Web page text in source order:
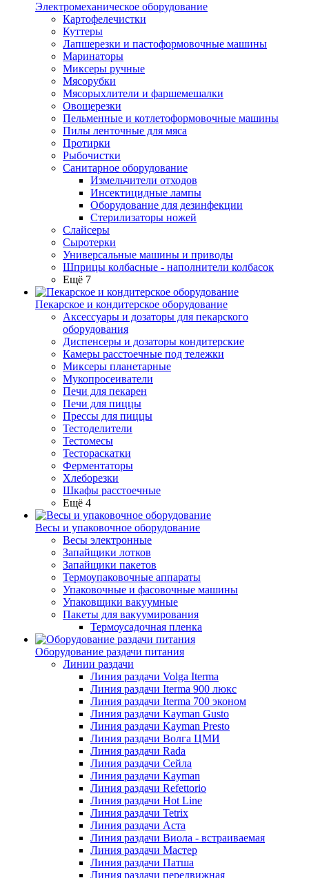
Электромеханическое оборудование
Картофелечистки
Куттеры
Лапшерезки и пастоформовочные машины
Маринаторы
Миксеры ручные
Мясорубки
Мясорыхлители и фаршемешалки
Овощерезки
Пельменные и котлетоформовочные машины
Пилы ленточные для мяса
Протирки
Рыбочистки
Санитарное оборудование
Измельчители отходов
Инсектицидные лампы
Оборудование для дезинфекции
Стерилизаторы ножей
Слайсеры
Сыротерки
Универсальные машины и приводы
Шприцы колбасные - наполнители колбасок
Ещё 7
Пекарское и кондитерское оборудование
Аксессуары и дозаторы для пекарского
оборудования
Диспенсеры и дозаторы кондитерские
Камеры расстоечные под тележки
Миксеры планетарные
Мукопросеиватели
Печи для пекарен
Печи для пиццы
Прессы для пиццы
Тестоделители
Тестомесы
Тестораскатки
Ферментаторы
Хлеборезки
Шкафы расстоечные
Ещё 4
Весы и упаковочное оборудование
Весы электронные
Запайщики лотков
Запайщики пакетов
Термоупаковочные аппараты
Упаковочные и фасовочные машины
Упаковщики вакуумные
Пакеты для вакуумирования
Термоусадочная пленка
Оборудование раздачи питания
Линии раздачи
Линия раздачи Volga Iterma
Линия раздачи Iterma 900 люкс
Линия раздачи Iterma 700 эконом
Линия раздачи Kayman Gusto
Линия раздачи Kayman Presto
Линия раздачи Волга ЦМИ
Линия раздачи Rada
Линия раздачи Сейла
Линия раздачи Kayman
Линия раздачи Refettorio
Линия раздачи Hot Line
Линия раздачи Tetrix
Линия раздачи Аста
Линия раздачи Виола - встраиваемая
Линия раздачи Мастер
Линия раздачи Патша
Линия раздачи передвижная